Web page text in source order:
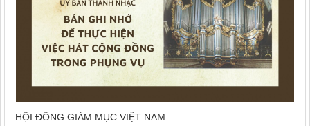
HỘI ĐỒNG GIÁM MỤC VIỆT NAM